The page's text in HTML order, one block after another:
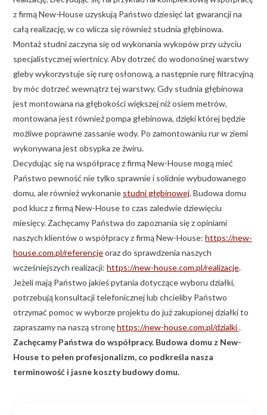
z firmą New-House uzyskują Państwo dziesięć lat gwarancji na
całą realizację, w co wlicza się również studnia głębinowa.
Montaż studni zaczyna się od wykonania wykopów przy użyciu
specjalistycznej wiertnicy. Aby dotrzeć do wodonośnej warstwy
gleby wykorzystuje się rurę osłonową, a następnie rurę filtracyjną
by móc dotrzeć wewnątrz tej warstwy. Gdy studnia głębinowa
jest montowana na głębokości większej niż osiem metrów,
montowana jest również pompa głebinowa, dzięki której będzie
możliwe poprawne zassanie wody. Po zamontowaniu rur w ziemi
wykonywana jest obsypka ze żwiru.
Decydując się na współpracę z firmą New-House mogą mieć
Państwo pewność nie tylko sprawnie i solidnie wybudowanego
domu, ale również wykonanie studni głębinowej. Budowa domu
pod klucz z firmą New-House to czas zaledwie dziewięciu
miesięcy. Zachęcamy Państwa do zapoznania się z opiniami
naszych klientów o współpracy z firmą New-House: https://new-
house.com.pl/referencjeoraz do sprawdzenia naszych
wcześniejszych realizacji: https://new-house.com.pl/realizacje.
Jeżeli mają Państwo jakieś pytania dotyczące wyboru działki,
potrzebują konsultacji telefonicznej lub chcieliby Państwo
otrzymać pomoc w wyborze projektu do już zakupionej działki to
zapraszamy na naszą stronęhttps://new-house.com.pl/dzialki.
Zachęcamy Państwa do współpracy. Budowa domu z New-
House to pełen profesjonalizm, co podkreśla nasza
terminowość i jasne koszty budowy domu.